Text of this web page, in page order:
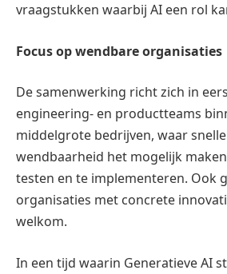
vraagstukken waarbij AI een rol
Focus op wendbare organisaties
De samenwerking richt zich in
engineering- en productteams
middelgrote bedrijven, waar
wendbaarheid het mogelijk
testen en te implementeren. Ook
organisaties met concrete
welkom.
In een tijd waarin Generatieve AI